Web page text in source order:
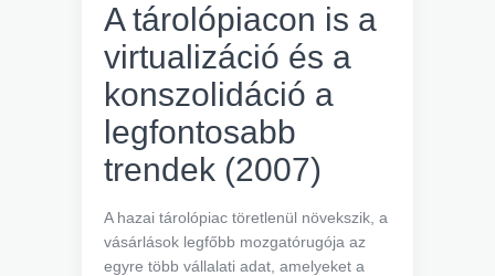
A tárolópiacon is a
virtualizáció és a
konszolidáció a
legfontosabb
trendek (2007)
A hazai tárolópiac töretlenül növekszik, a
vásárlások legfőbb mozgatórugója az
egyre több vállalati adat, amelyeket a